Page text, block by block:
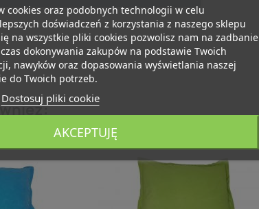
cookies oraz podobnych technologii w celu
doświadczeń z korzystania z naszego sklepu
na wszystkie pliki cookies pozwolisz nam na zadbanie
dokonywania zakupów na podstawie Twoich
nawyków oraz dopasowania wyświetlania naszej
do Twoich potrzeb.
Dostosuj pliki cookie
AKCEPTUJĘ